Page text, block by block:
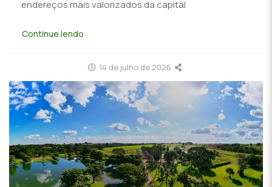
endereços mais valorizados da capital
Continue lendo
14 de julho de 2026